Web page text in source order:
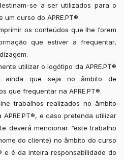
se a ser utilizados para o
curso do APRE.PT®.
os conteúdos que lhe forem
que estiver a frequentar,
utilizar o logótipo da APRE.PT®
ainda que seja no âmbito de
que frequentar na APRE.PT®.
trabalhos realizados no âmbito
e caso pretenda utilizar
deverá mencionar “este trabalho
do cliente) no âmbito do curso
e é da inteira responsabilidade do